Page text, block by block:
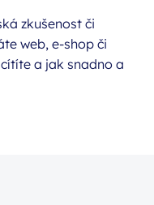
zkušenost či
web, e-shop či
a jak snadno a